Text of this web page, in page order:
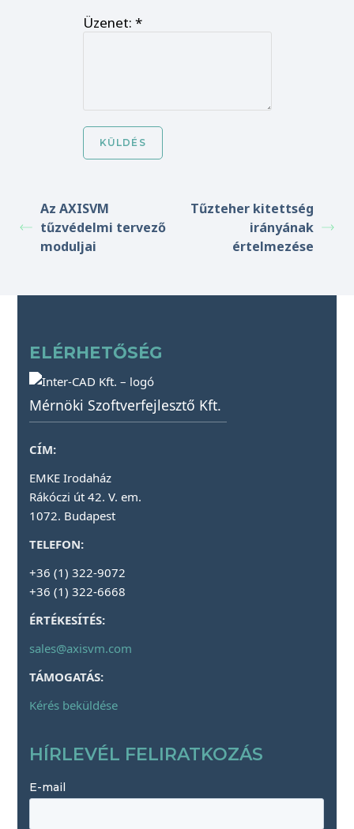
Üzenet: *
Az AXISVM
tűzvédelmi tervező
moduljai
Tűzteher kitettség
irányának
értelmezése
ELÉRHETŐSÉG
Mérnöki Szoftverfejlesztő Kft.
CÍM:
EMKE Irodaház
Rákóczi út 42. V. em.
1072. Budapest
TELEFON:
+36 (1) 322-9072
+36 (1) 322-6668
ÉRTÉKESÍTÉS:
sales@axisvm.com
TÁMOGATÁS:
Kérés beküldése
HÍRLEVÉL FELIRATKOZÁS